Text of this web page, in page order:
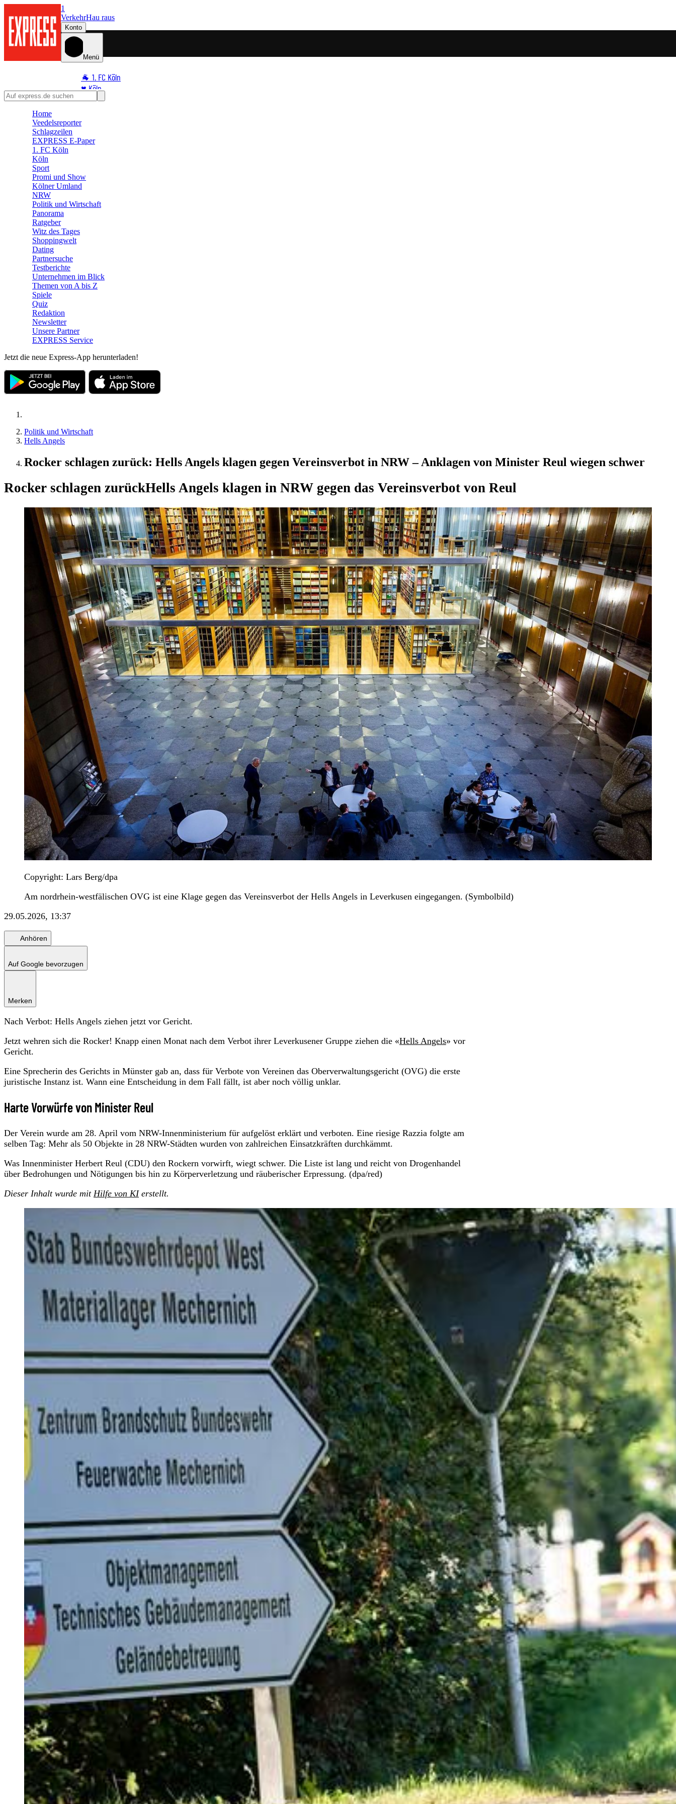
1
VerkehrHau raus
Konto
Menü
🐐 1. FC Köln
♥️ Köln
⭐ Promi
🛒 Shoppingwelt
🧩 Spiele
Home
Veedelsreporter
Schlagzeilen
EXPRESS E-Paper
1. FC Köln
Köln
Sport
Promi und Show
Kölner Umland
NRW
Politik und Wirtschaft
Panorama
Ratgeber
Witz des Tages
Shoppingwelt
Dating
Partnersuche
Testberichte
Unternehmen im Blick
Themen von A bis Z
Spiele
Quiz
Redaktion
Newsletter
Unsere Partner
EXPRESS Service
Jetzt die neue Express-App herunterladen!
Politik und Wirtschaft
Hells Angels
Rocker schlagen zurück: Hells Angels klagen gegen Vereinsverbot in NRW – Anklagen von Minister Reul wiegen schwer
Rocker schlagen zurückHells Angels klagen in NRW gegen das Vereinsverbot von Reul
Copyright: Lars Berg/dpa
Am nordrhein-westfälischen OVG ist eine Klage gegen das Vereinsverbot der Hells Angels in Leverkusen eingegangen. (Symbolbild)
29.05.2026, 13:37
Anhören
Auf Google bevorzugen
Merken
Nach Verbot: Hells Angels ziehen jetzt vor Gericht.
Jetzt wehren sich die Rocker! Knapp einen Monat nach dem Verbot ihrer Leverkusener Gruppe ziehen die «Hells Angels» vor
Gericht.
Eine Sprecherin des Gerichts in Münster gab an, dass für Verbote von Vereinen das Oberverwaltungsgericht (OVG) die erste
juristische Instanz ist. Wann eine Entscheidung in dem Fall fällt, ist aber noch völlig unklar.
Harte Vorwürfe von Minister Reul
Der Verein wurde am 28. April vom NRW-Innenministerium für aufgelöst erklärt und verboten. Eine riesige Razzia folgte am
selben Tag: Mehr als 50 Objekte in 28 NRW-Städten wurden von zahlreichen Einsatzkräften durchkämmt.
Was Innenminister Herbert Reul (CDU) den Rockern vorwirft, wiegt schwer. Die Liste ist lang und reicht von Drogenhandel
über Bedrohungen und Nötigungen bis hin zu Körperverletzung und räuberischer Erpressung. (dpa/red)
Dieser Inhalt wurde mit Hilfe von KIerstellt.